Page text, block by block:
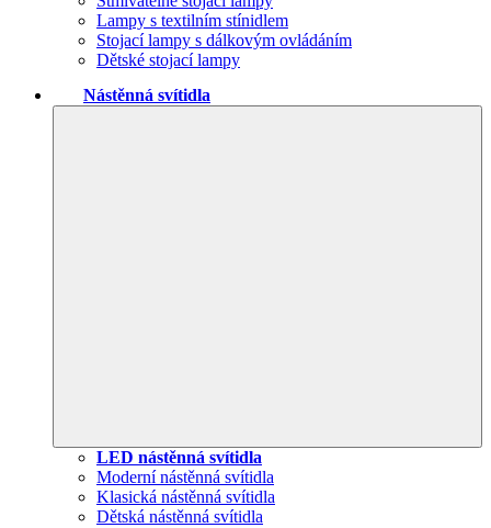
Lampy s textilním stínidlem
Stojací lampy s dálkovým ovládáním
Dětské stojací lampy
Nástěnná svítidla
LED nástěnná svítidla
Moderní nástěnná svítidla
Klasická nástěnná svítidla
Dětská nástěnná svítidla